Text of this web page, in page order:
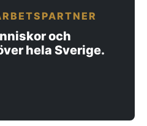
och
hela Sverige.